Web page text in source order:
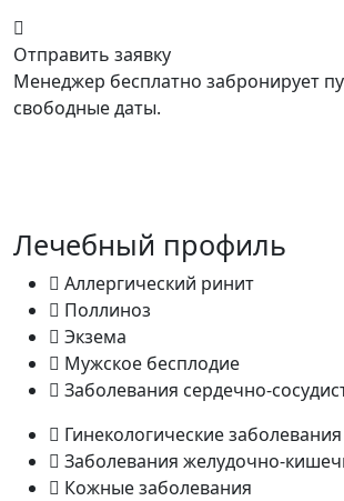
Отправить заявку
Менеджер бесплатно забронирует
свободные даты.
Лечебный профиль
Аллергический ринит
Поллиноз
Экзема
Мужское бесплодие
Заболевания сердечно-
Гинекологические заболевания
Заболевания желудочно-
Кожные заболевания